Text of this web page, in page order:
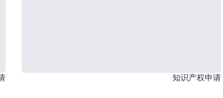
知识产权申请